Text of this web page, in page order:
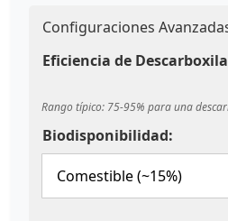
Configuraciones
Eficiencia de
Rango típico: 75-95% para una
Biodisponibilidad: